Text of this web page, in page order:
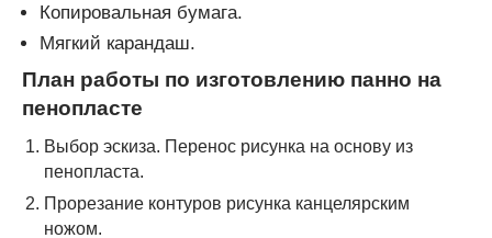
Копировальная бумага.
Мягкий карандаш.
План работы по изготовлению панно на
пенопласте
Выбор эскиза. Перенос рисунка на основу из
пенопласта.
Прорезание контуров рисунка канцелярским
ножом.